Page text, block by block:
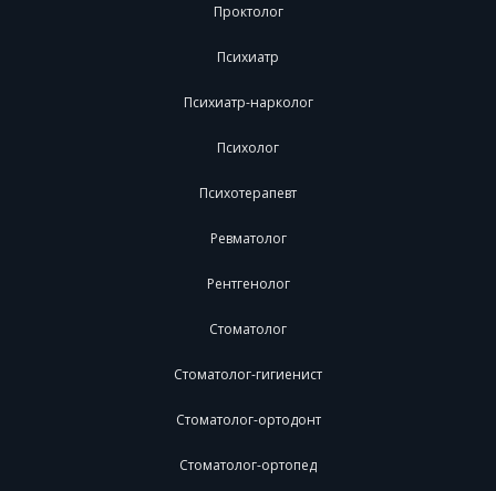
Проктолог
Психиатр
Психиатр-нарколог
Психолог
Психотерапевт
Ревматолог
Рентгенолог
Стоматолог
Стоматолог-гигиенист
Стоматолог-ортодонт
Стоматолог-ортопед